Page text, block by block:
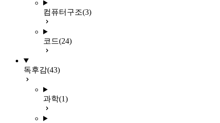
컴퓨터구조(3)
코드(24)
독후감(43)
과학(1)